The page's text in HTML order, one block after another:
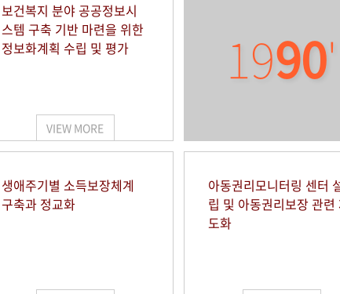
보건복지 분야 공공정보시
스템 구축 기반 마련을 위한
정보화계획 수립 및 평가
VIEW MORE
1990'
생애주기별 소득보장체계
구축과 정교화
아동권리모니터링 센터
립 및 아동권리보장 관련
도화